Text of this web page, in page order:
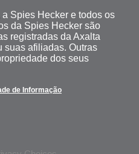
Spies Hecker e todos os
da Spies Hecker são
registradas da Axalta
suas afiliadas. Outras
dos seus
de Informação